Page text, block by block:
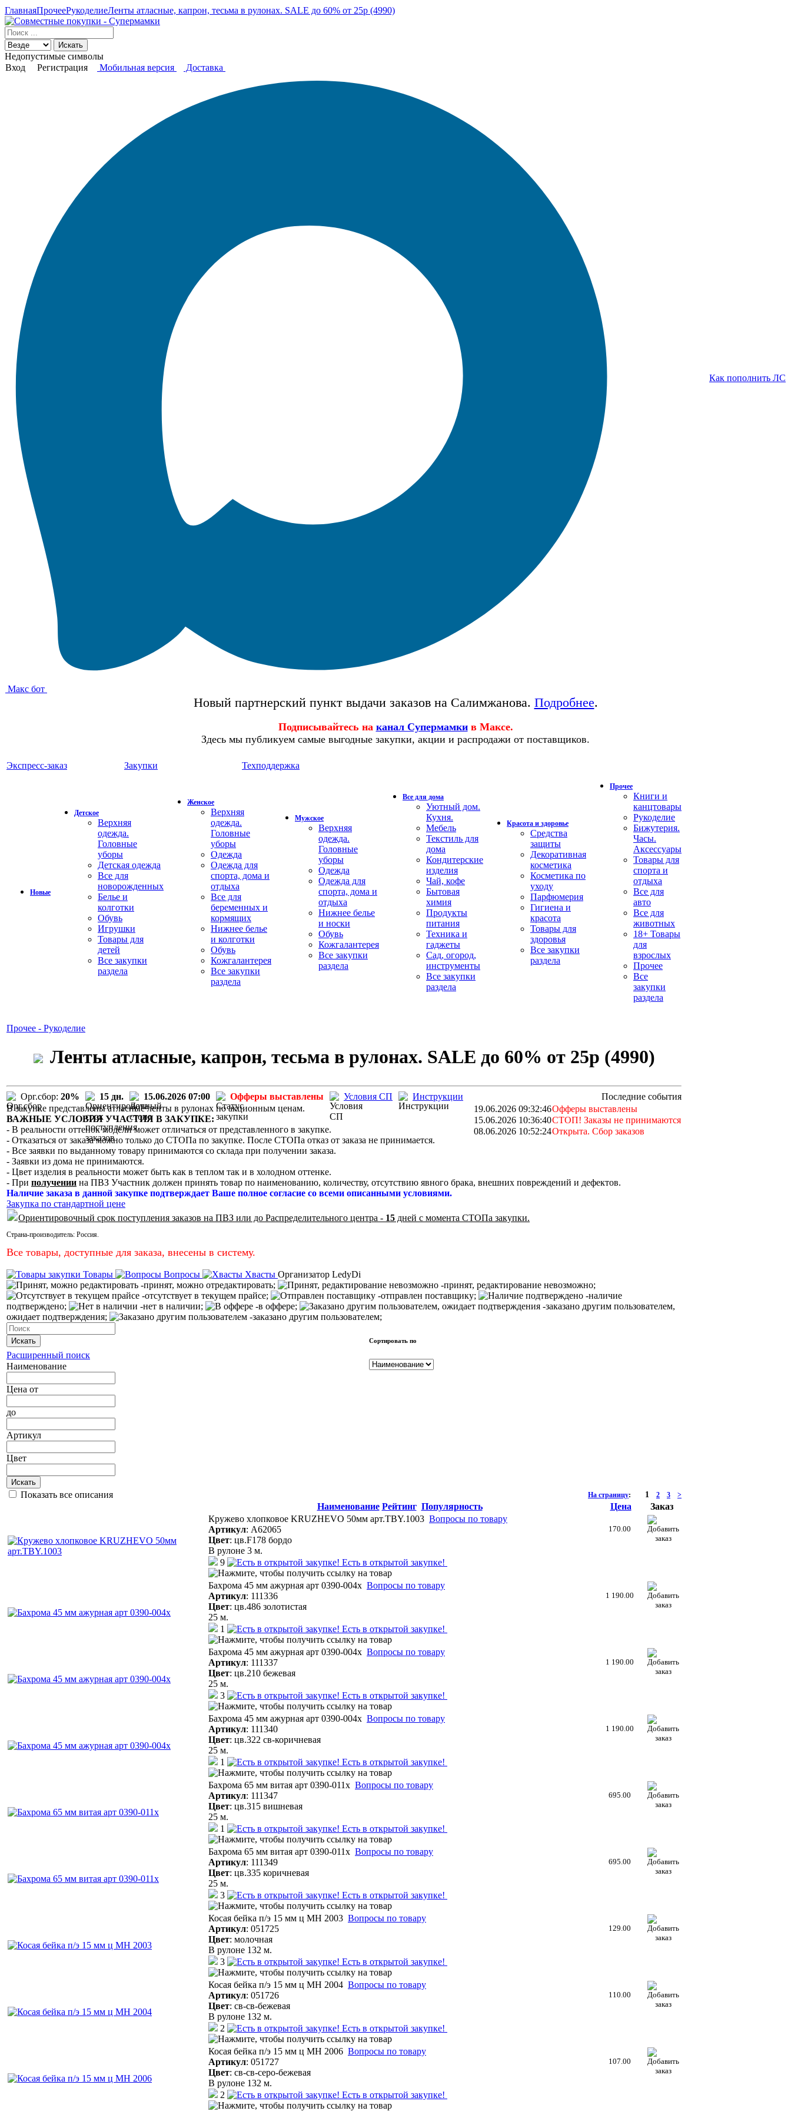
ГлавнаяПрочееРукоделиеЛенты атласные, капрон, тесьма в рулонах. SALE до 60% от 25р (4990)
Искать
Недопустимые символы
Вход
Регистрация Мобильная версия Доставка
Макс бот
Как пополнить ЛС
Новый партнерский пункт выдачи заказов на Салимжанова. Подробнее.
Подписывайтесь на канал Супермамки в Максе.
Здесь мы публикуем самые выгодные закупки, акции и распродажи от поставщиков.
Экспресс-заказ Закупки Техподдержка
Новые
Детское
Верхняя
одежда.
Головные
уборы
Детская одежда
Все для
новорожденных
Белье и
колготки
Обувь
Игрушки
Товары для
детей
Все закупки
раздела
Женское
Верхняя
одежда.
Головные
уборы
Одежда
Одежда для
спорта, дома и
отдыха
Все для
беременных и
кормящих
Нижнее белье
и колготки
Обувь
Кожгалантерея
Все закупки
раздела
Мужское
Верхняя
одежда.
Головные
уборы
Одежда
Одежда для
спорта, дома и
отдыха
Нижнее белье
и носки
Обувь
Кожгалантерея
Все закупки
раздела
Все для дома
Уютный дом.
Кухня.
Мебель
Текстиль для
дома
Кондитерские
изделия
Чай, кофе
Бытовая
химия
Продукты
питания
Техника и
гаджеты
Сад, огород,
инструменты
Все закупки
раздела
Красота и здоровье
Средства
защиты
Декоративная
косметика
Косметика по
уходу
Парфюмерия
Гигиена и
красота
Товары для
здоровья
Все закупки
раздела
Прочее
Книги и
канцтовары
Рукоделие
Бижутерия.
Часы.
Аксессуары
Товары для
спорта и
отдыха
Все для
авто
Все для
животных
18+ Товары
для
взрослых
Прочее
Все
закупки
раздела
Прочее - Рукоделие
Ленты атласные, капрон, тесьма в рулонах. SALE до 60% от 25р (4990)
Орг.сбор: 20% 15 дн. 15.06.2026 07:00 Офферы выставлены Условия СП Инструкции
Последние события
19.06.2026 09:32:46Офферы выставлены
15.06.2026 10:36:40СТОП! Заказы не принимаются
08.06.2026 10:52:24Открыта. Сбор заказов
В закупке представлены атласные ленты в рулонах по акционным ценам.
ВАЖНЫЕ УСЛОВИЯ УЧАСТИЯ В ЗАКУПКЕ:
- В реальности оттенок модели может отличаться от представленного в закупке.
- Отказаться от заказа можно только до СТОПа по закупке. После СТОПа отказ от заказа не принимается.
- Все заявки по выданному товару принимаются со склада при получении заказа.
- Заявки из дома не принимаются.
- Цвет изделия в реальности может быть как в теплом так и в холодном оттенке.
- При получении на ПВЗ Участник должен принять товар по наименованию, количеству, отсутствию явного брака, внешних повреждений и дефектов.
Наличие заказа в данной закупке подтверждает Ваше полное согласие со всеми описанными условиями.
Закупка по стандартной цене
Ориентировочный срок поступления заказов на ПВЗ или до Распределительного центра - 15 дней с момента СТОПа закупки.
Страна-производитель: Россия.
Все товары, доступные для заказа, внесены в систему.
Товары Вопросы Хвасты Организатор LedyDi
-принят, можно отредактировать;
-принят, редактирование невозможно;
-отсутствует в текущем прайсе;
-отправлен поставщику;
-наличие
подтверждено;
-нет в наличии; -в оффере;
-заказано другим пользователем,
ожидает подтверждения;
-заказано другим пользователем;
Искать
Расширенный поиск
Наименование
Цена от
до
Артикул
Цвет
Искать
Сортировать по
Показать все описания На страницу: 1 2 3 >
Наименование Рейтинг Популярность Цена
Заказ
Кружево хлопковое KRUZHEVO 50мм арт.TBY.1003 Вопросы по товару
Артикул: A62065
Цвет: цв.F178 бордо
В рулоне 3 м.
9
Есть в открытой закупке!
170.00
Бахрома 45 мм ажурная арт 0390-004x Вопросы по товару
Артикул: 111336
Цвет: цв.486 золотистая
25 м.
1
Есть в открытой закупке!
1 190.00
Бахрома 45 мм ажурная арт 0390-004x Вопросы по товару
Артикул: 111337
Цвет: цв.210 бежевая
25 м.
3
Есть в открытой закупке!
1 190.00
Бахрома 45 мм ажурная арт 0390-004x Вопросы по товару
Артикул: 111340
Цвет: цв.322 св-коричневая
25 м.
1
Есть в открытой закупке!
1 190.00
Бахрома 65 мм витая арт 0390-011x Вопросы по товару
Артикул: 111347
Цвет: цв.315 вишневая
25 м.
1
Есть в открытой закупке!
695.00
Бахрома 65 мм витая арт 0390-011x Вопросы по товару
Артикул: 111349
Цвет: цв.335 коричневая
25 м.
3
Есть в открытой закупке!
695.00
Косая бейка п/э 15 мм ц МН 2003 Вопросы по товару
Артикул: 051725
Цвет: молочная
В рулоне 132 м.
3
Есть в открытой закупке!
129.00
Косая бейка п/э 15 мм ц МН 2004 Вопросы по товару
Артикул: 051726
Цвет: св-св-бежевая
В рулоне 132 м.
2
Есть в открытой закупке!
110.00
Косая бейка п/э 15 мм ц МН 2006 Вопросы по товару
Артикул: 051727
Цвет: св-св-серо-бежевая
В рулоне 132 м.
2
Есть в открытой закупке!
107.00